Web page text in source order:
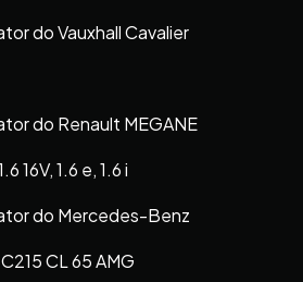
do Vauxhall Cavalier
do Renault MEGANE
16V, 1.6 e, 1.6 i
do Mercedes-Benz
CL 65 AMG